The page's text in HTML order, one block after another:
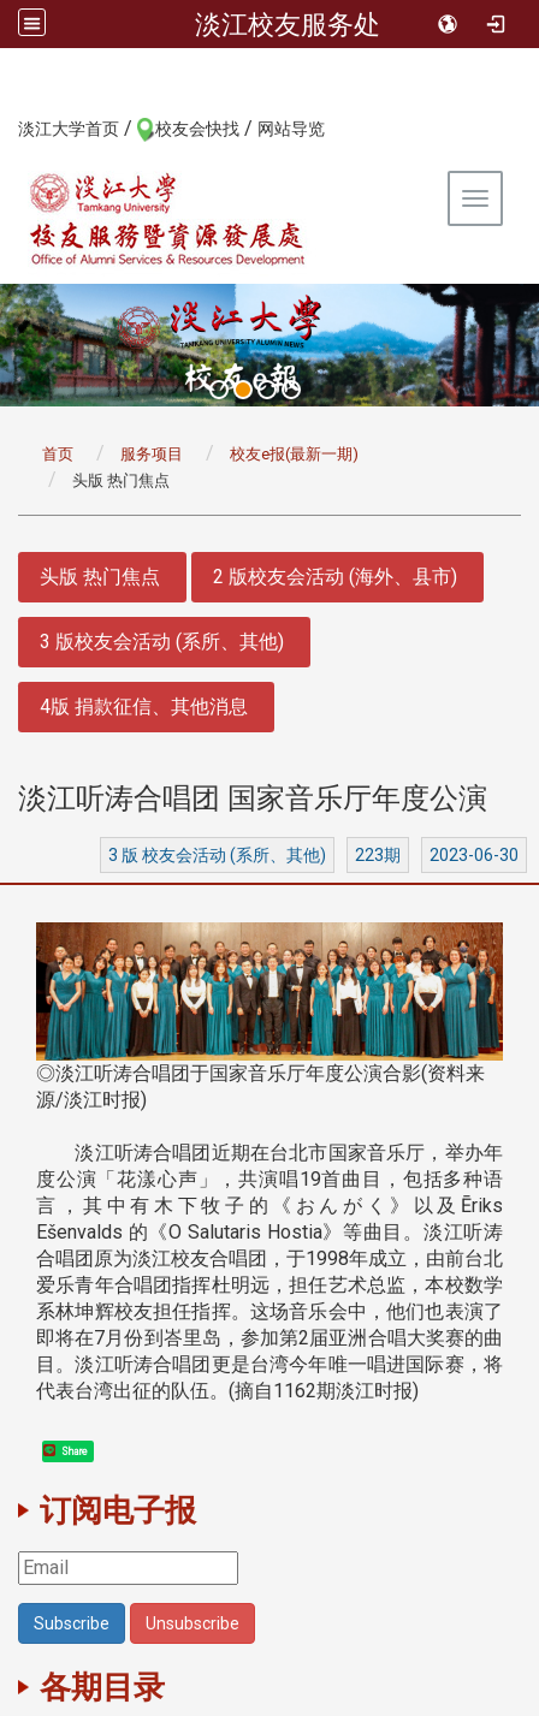
淡江校友服务处
淡江大学首页 / 校友会快找 / 网站导览
Toggle
首页 服务项目
校友e报(最新一期)
头版 热门焦点
头版 热门焦点 2 版校友会活动 (海外、县市)
3 版校友会活动 (系所、其他)
4版 捐款征信、其他消息
淡江听涛合唱团 国家音乐厅年度公演
3 版 校友会活动 (系所、其他) 223期 2023-06-30
◎淡江听涛合唱团于国家音乐厅年度公演合影(资料来
源/淡江时报)
淡江听涛合唱团近期在台北市国家音乐厅，举办年
度公演「花漾心声」，共演唱19首曲目，包括多种语
言，其中有木下牧子的《おんがく》以及Ēriks
Ešenvalds 的《O Salutaris Hostia》等曲目。淡江听涛
合唱团原为淡江校友合唱团，于1998年成立，由前台北
爱乐青年合唱团指挥杜明远，担任艺术总监，本校数学
系林坤辉校友担任指挥。这场音乐会中，他们也表演了
即将在7月份到峇里岛，参加第2届亚洲合唱大奖赛的曲
目。淡江听涛合唱团更是台湾今年唯一唱进国际赛，将
代表台湾出征的队伍。(摘自1162期淡江时报)
Share
订阅电子报
各期目录